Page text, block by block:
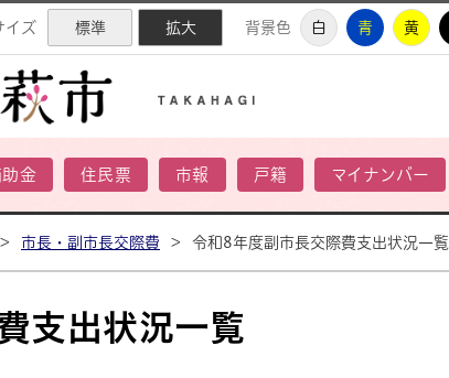
イズ 標準 拡大 背景色 白 青 黄
金 住民票 市報 戸籍 マイナンバー
> 市長・副市長交際費 > 令和8年度副市長交際費支出状況一覧
支出状況一覧